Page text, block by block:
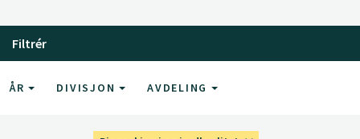
Filtrér
ÅR DIVISJON AVDELING